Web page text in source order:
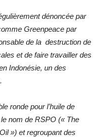
dénoncée par
Greenpeace par
de la destruction de
et de faire travailler des
Indonésie, un des
ronde pour l’huile de
nom de RSPO (« The
») et regroupant des